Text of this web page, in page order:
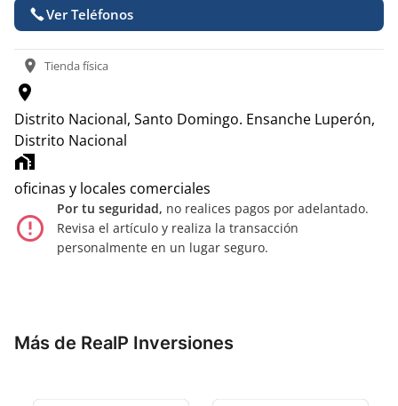
Ver Teléfonos
location_on Tienda física
location_on
Distrito Nacional, Santo Domingo. Ensanche Luperón,
Distrito Nacional
home_work
oficinas y locales comerciales
error_outline
Por tu seguridad, no realices pagos por adelantado.
Revisa el artículo y realiza la transacción
personalmente en un lugar seguro.
Más de RealP Inversiones